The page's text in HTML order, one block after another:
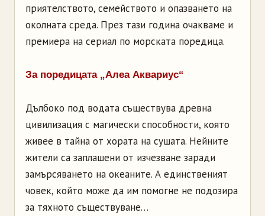
приятелството, семейството и опазването на
околната среда. През тази година очакваме и
премиера на сериал по морската поредица.
За поредицата „Алеа Аквариус“
Дълбоко под водата съществува древна
цивилизация с магически способности, която
живее в тайна от хората на сушата. Нейните
жители са заплашени от изчезване заради
замърсяването на океаните. А единственият
човек, който може да им помогне не подозира
за тяхното съществуване…